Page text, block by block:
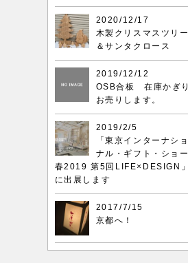
2020/12/17
木製クリスマスツリー
＆サンタクロース
2019/12/12
OSB合板 在庫かぎり
お売りします。
2019/2/5
「東京インターナショ
ナル・ギフト・ショー
春2019 第5回LIFE×DESIGN」
に出展します
2017/7/15
京都へ！